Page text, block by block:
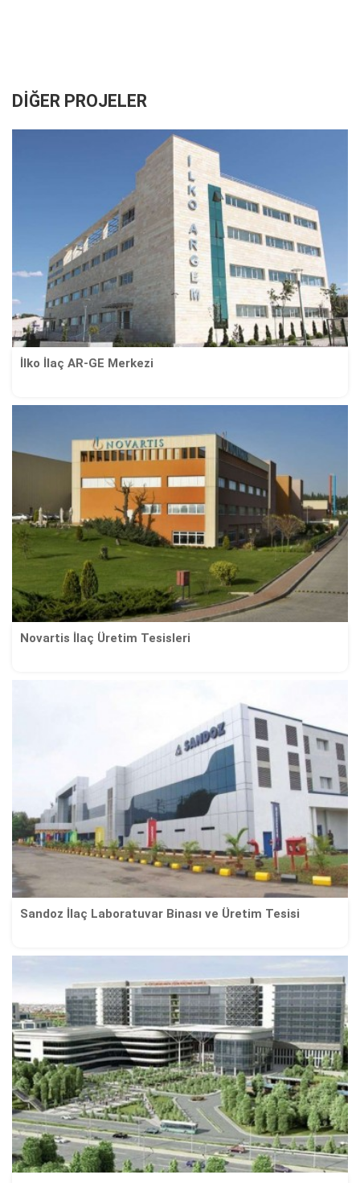
DİĞER PROJELER
İlko İlaç AR-GE Merkezi
Novartis İlaç Üretim Tesisleri
Sandoz İlaç Laboratuvar Binası ve Üretim Tesisi